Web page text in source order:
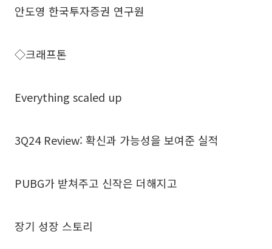
안도영 한국투자증권 연구원
◇크래프톤
Everything scaled up
3Q24 Review: 확신과 가능성을 보여준 실적
PUBG가 받쳐주고 신작은 더해지고
장기 성장 스토리